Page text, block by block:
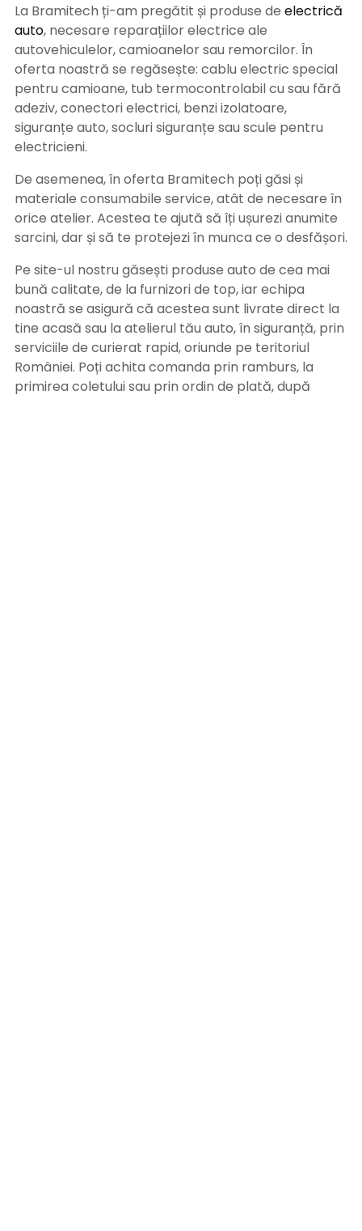
La Bramitech ți-am pregătit și produse de electrică
auto, necesare reparațiilor electrice ale
autovehiculelor, camioanelor sau remorcilor. În
oferta noastră se regăsește: cablu electric special
pentru camioane, tub termocontrolabil cu sau fără
adeziv, conectori electrici, benzi izolatoare,
siguranțe auto, socluri siguranțe sau scule pentru
electricieni.
De asemenea, în oferta Bramitech poți găsi și
materiale consumabile service, atât de necesare în
orice atelier. Acestea te ajută să îți ușurezi anumite
sarcini, dar și să te protejezi în munca ce o desfășori.
Pe site-ul nostru găsești produse auto de cea mai
bună calitate, de la furnizori de top, iar echipa
noastră se asigură că acestea sunt livrate direct la
tine acasă sau la atelierul tău auto, în siguranță, prin
serviciile de curierat rapid, oriunde pe teritoriul
României. Poți achita comanda prin ramburs, la
primirea coletului sau prin ordin de plată, după